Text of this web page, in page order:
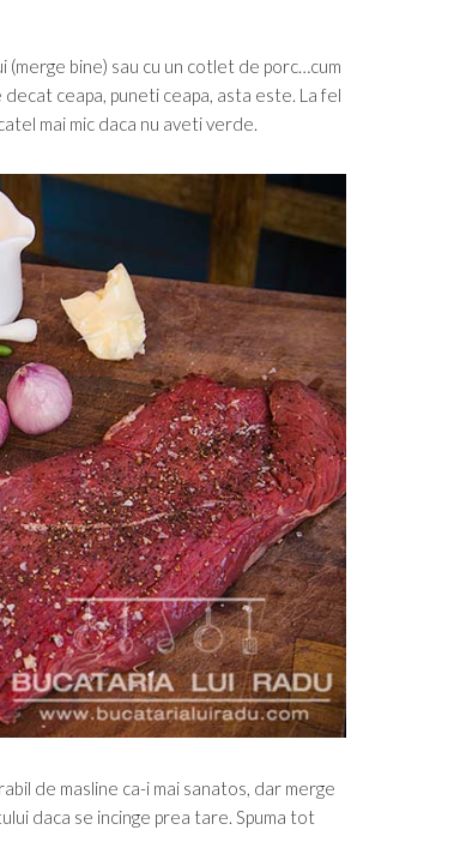
(merge bine) sau cu un cotlet de porc…cum
ceapa, puneti ceapa, asta este. La fel
mai mic daca nu aveti verde.
de masline ca-i mai sanatos, dar merge
daca se incinge prea tare. Spuma tot